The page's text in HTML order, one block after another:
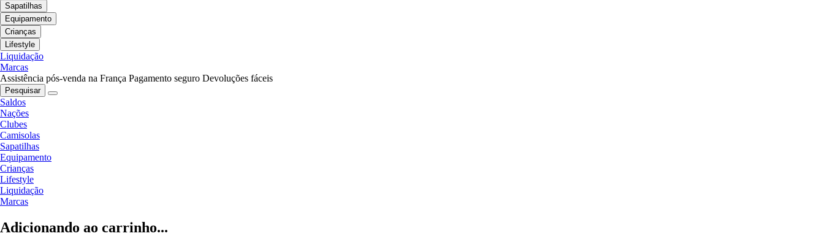
Sapatilhas
Equipamento
Crianças
Lifestyle
Liquidação
Marcas
Assistência pós-venda na França Pagamento seguro Devoluções fáceis
Pesquisar
Saldos
Nações
Clubes
Camisolas
Sapatilhas
Equipamento
Crianças
Lifestyle
Liquidação
Marcas
Adicionando ao carrinho...